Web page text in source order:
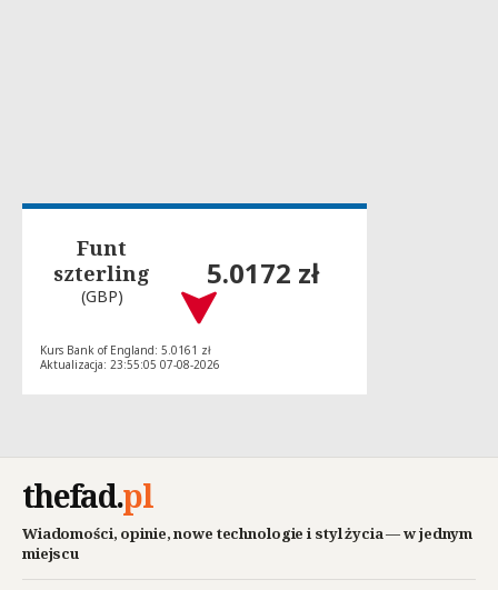
Funt
szterling
(GBP)
5.0172 zł
Kurs Bank of England: 5.0161 zł
Aktualizacja: 23:55:05 07-08-2026
thefad.pl
Wiadomości, opinie, nowe technologie i styl życia — w jednym
miejscu